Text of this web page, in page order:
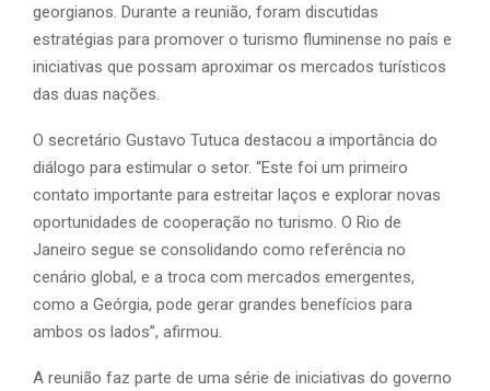
georgianos. Durante a reunião, foram discutidas
estratégias para promover o turismo fluminense no país e
iniciativas que possam aproximar os mercados turísticos
das duas nações.
O secretário Gustavo Tutuca destacou a importância do
diálogo para estimular o setor. “Este foi um primeiro
contato importante para estreitar laços e explorar novas
oportunidades de cooperação no turismo. O Rio de
Janeiro segue se consolidando como referência no
cenário global, e a troca com mercados emergentes,
como a Geórgia, pode gerar grandes benefícios para
ambos os lados”, afirmou.
A reunião faz parte de uma série de iniciativas do governo